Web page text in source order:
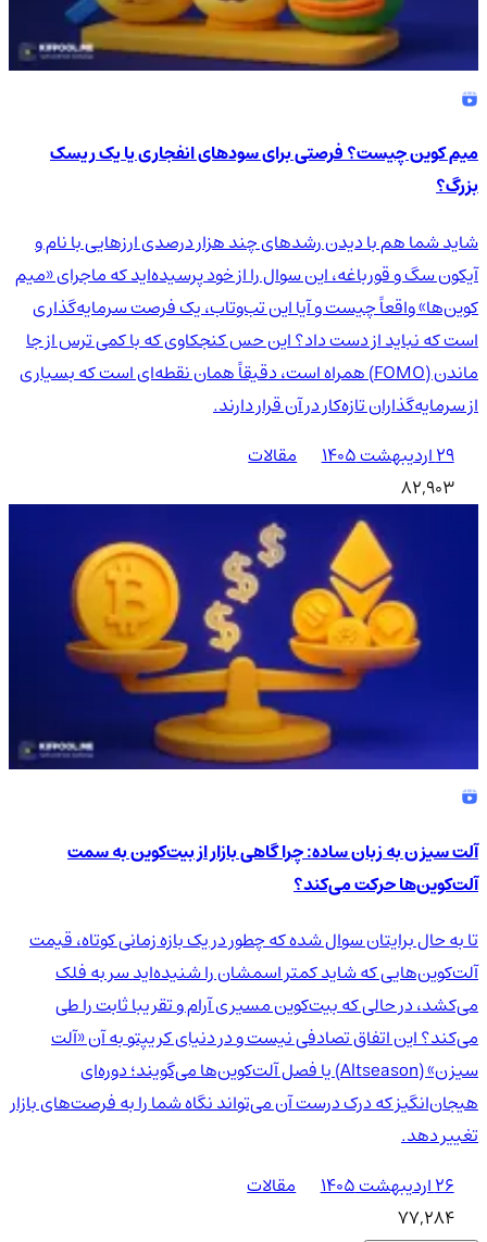
میم کوین چیست؟ فرصتی برای سودهای انفجاری یا یک ریسک
بزرگ؟
شاید شما هم با دیدن رشدهای چند هزار درصدی ارزهایی با نام و
آیکون سگ و قورباغه، این سوال را از خود پرسیده‌اید که ماجرای «میم
کوین‌ها» واقعاً چیست و آیا این تب‌وتاب، یک فرصت سرمایه‌گذاری
است که نباید از دست داد؟ این حس کنجکاوی که با کمی ترس از جا
ماندن (FOMO) همراه است، دقیقاً همان نقطه‌ای است که بسیاری
از سرمایه‌گذاران تازه‌کار در آن قرار دارند.
۲۹ اردیبهشت ۱۴۰۵
مقالات
82,903
آلت سیزن به زبان ساده: چرا گاهی بازار از بیت‌کوین به سمت
آلت‌کوین‌ها حرکت می‌کند؟
تا به حال برایتان سوال شده که چطور در یک بازه زمانی کوتاه، قیمت
آلت‌کوین‌هایی که شاید کمتر اسمشان را شنیده‌اید سر به فلک
می‌کشد، در حالی که بیت‌کوین مسیری آرام و تقریبا ثابت را طی
می‌کند؟ این اتفاق تصادفی نیست و در دنیای کریپتو به آن «آلت
سیزن» (Altseason) یا فصل آلت‌کوین‌ها می‌گویند؛ دوره‌ای
هیجان‌انگیز که درک درست آن می‌تواند نگاه شما را به فرصت‌های بازار
تغییر دهد.
۲۶ اردیبهشت ۱۴۰۵
مقالات
77,284